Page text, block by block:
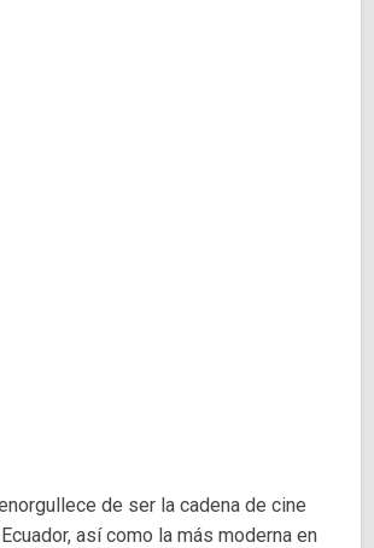
de ser la cadena de cine
así como la más moderna en